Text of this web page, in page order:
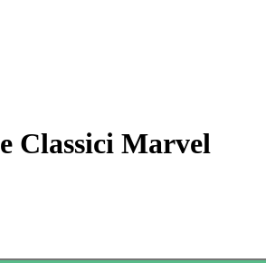
Classici Marvel